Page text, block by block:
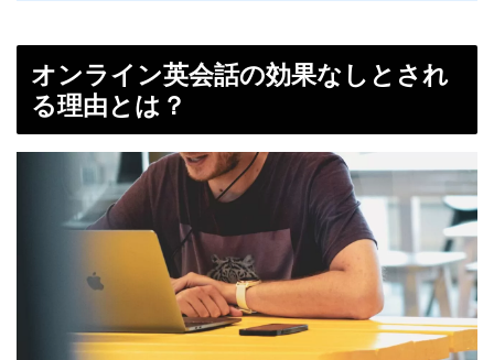
オンライン英会話の効果なしとされ
る理由とは？